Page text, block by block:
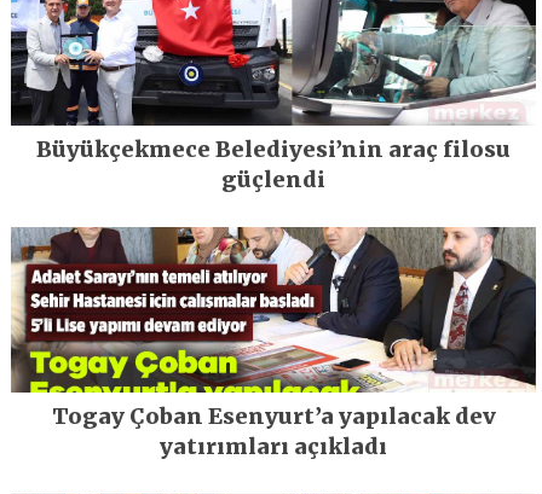
Büyükçekmece Belediyesi’nin araç filosu
güçlendi
Togay Çoban Esenyurt’a yapılacak dev
yatırımları açıkladı